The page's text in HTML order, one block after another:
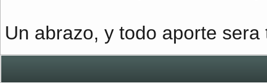
Un abrazo, y todo aporte